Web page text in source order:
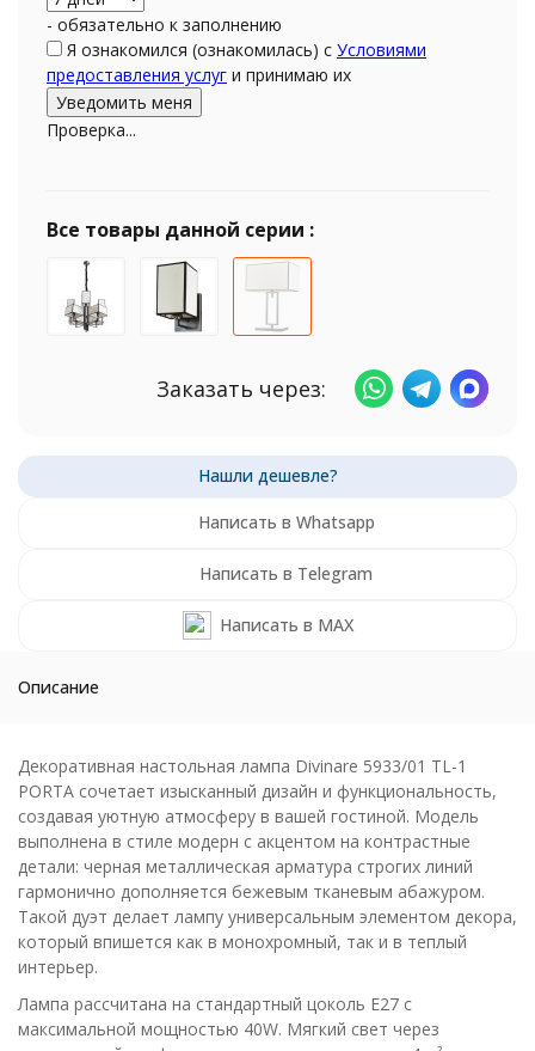
- обязательно к заполнению
Я ознакомился (ознакомилась) с Условиями
предоставления услуг и принимаю их
Проверка...
Все товары данной серии :
Заказать через:
Написать в Whatsapp
Написать в Telegram
Написать в MAX
Описание
Декоративная настольная лампа Divinare 5933/01 TL-1
PORTA сочетает изысканный дизайн и функциональность,
создавая уютную атмосферу в вашей гостиной. Модель
выполнена в стиле модерн с акцентом на контрастные
детали: черная металлическая арматура строгих линий
гармонично дополняется бежевым тканевым абажуром.
Такой дуэт делает лампу универсальным элементом декора,
который впишется как в монохромный, так и в теплый
интерьер.
Лампа рассчитана на стандартный цоколь E27 с
максимальной мощностью 40W. Мягкий свет через